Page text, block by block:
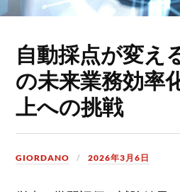
自動採点が変え
の未来業務効率
上への挑戦
GIORDANO 2026年3月6日